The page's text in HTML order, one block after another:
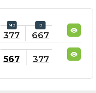
377 667
567 377